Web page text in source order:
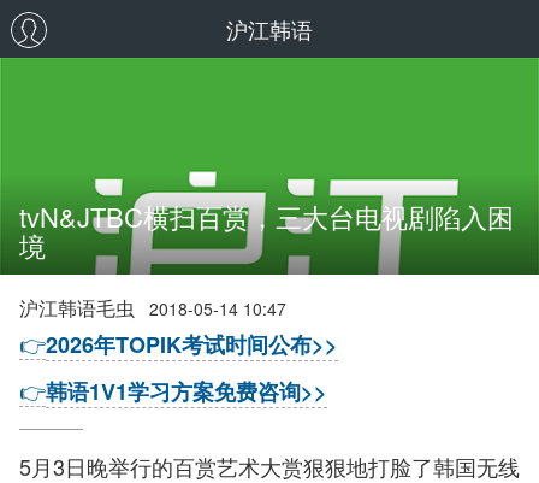
沪江韩语
tvN&JTBC横扫百赏，三大台电视剧陷入困
境
沪江韩语毛虫 2018-05-14 10:47
👉2026年TOPIK考试时间公布>>
👉韩语1V1学习方案免费咨询>>
5月3日晚举行的百赏艺术大赏狠狠地打脸了韩国无线